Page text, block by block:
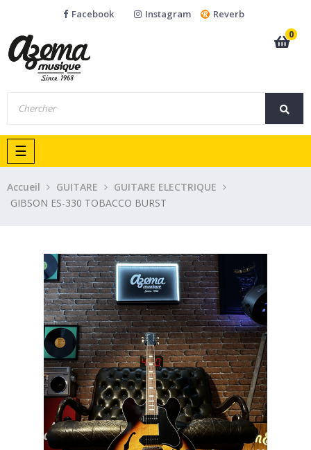
Facebook Instagram
Reverb
0
Basculer
la
navigation
☰
Accueil GUITARE
GUITARE ELECTRIQUE
GIBSON ES-330 TOBACCO BURST